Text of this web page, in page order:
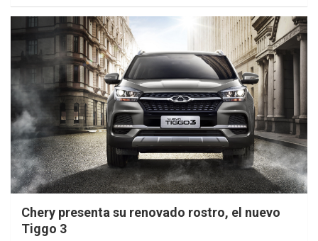
Chery presenta su renovado rostro, el nuevo
Tiggo 3